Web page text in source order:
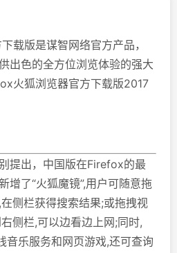
载版是谋智网络官方产品，
出色的全方位浏览体验的强大
火狐浏览器官方下载版2017
出，中国版在Firefox的最
增了“火狐魔镜”,用户可随意拖
侧栏获得搜索结果;或拖拽视
侧栏,可以边看边上网;同时,
音乐服务和网页游戏,还可查询